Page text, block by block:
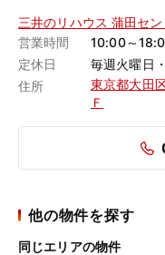
三井のリハウス 蒲田セ
営業時間
10:00～
定休日
毎週火曜日
住所
東京都大田
Ｆ
他の物件を探す
同じエリアの物件